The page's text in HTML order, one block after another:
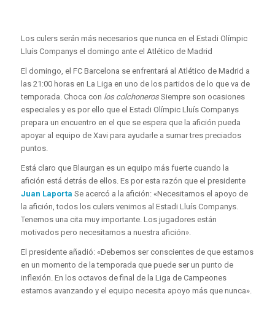
Los culers serán más necesarios que nunca en el Estadi Olímpic
Lluís Companys el domingo ante el Atlético de Madrid
El domingo, el FC Barcelona se enfrentará al Atlético de Madrid a
las 21:00 horas en La Liga en uno de los partidos de lo que va de
temporada. Choca con los colchonerosSiempre son ocasiones
especiales y es por ello que el Estadi Olímpic Lluís Companys
prepara un encuentro en el que se espera que la afición pueda
apoyar al equipo de Xavi para ayudarle a sumar tres preciados
puntos.
Está claro que Blaurgan es un equipo más fuerte cuando la
afición está detrás de ellos. Es por esta razón que el presidente
Juan Laporta Se acercó a la afición: «Necesitamos el apoyo de
la afición, todos los culers venimos al Estadi Lluís Companys.
Tenemos una cita muy importante. Los jugadores están
motivados pero necesitamos a nuestra afición».
El presidente añadió: «Debemos ser conscientes de que estamos
en un momento de la temporada que puede ser un punto de
inflexión. En los octavos de final de la Liga de Campeones
estamos avanzando y el equipo necesita apoyo más que nunca».